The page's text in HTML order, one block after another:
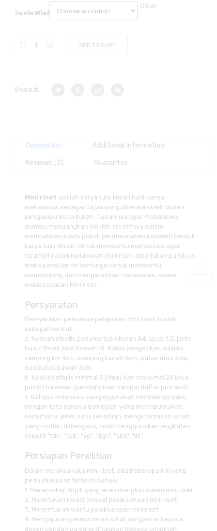
Jenis Mini
Clear
ADD TO CART
Share it:
Description Additional information
Reviews (2) Guarantee
Mini riset adalah karya tulis ilmiah hasil karya
mahasiswa sebagai tugas yang diberikan oleh dosen
pengampu mata kuliah. Tujuannya agar mahasiswa
mampu menuangkan ide-ide kreatifnya dalam
memcahkan suatu pokok permasalahan kedalam bentuk
karya tulis ilmiah. Untuk membantu mahasiswa agar
terampil dalam melakukan mini riset, diperlukan panduan,
maka panduan ini berfungsi untuk membantu,
membimbing dan mengarahkan mahasiswa, dalam
melaksasakan Mini riset.
Persyaratan
Persyaratan penulisan pelaporan mini riset adalah
sebagai berikut:
a. Naskah diketik pada kertas ukuran A4, spasi 1,5, jenis
huruf Times New Roman 12. Batas pengetikan adalah
samping kiri 4cm, samping kanan 3cm, batas atas 3cm,
dan batas bawah 3cm.
b. Naskah ditulis minimal 5 (lima) dan maksimal 20 (dua
puluh) halaman (pendahuluan sampai daftar pustaka).
c. Bahasa Indonesia yang digunakan hendaknya baku
dengan tata bahasa dan ejaan yang disempurnakan,
sederhana, jelas, satu kesatuan, mengutamakan istilah
yang mudah dimengerti, tidak menggunakan singkatan
seperti “tdk”, “tsb”, “yg”, “dgn”, “sbb”, “dll”.
Persiapan Penelitian
Dalam melaksanaka mini riset, ada beberapa hal yang
perlu dilakukan terlebih dahulu:
1. Menemukan topik yang akan diangkat dalam mini riset.
2. Menetukan lokasi tempat pelaksanaan mini riset
3. Menentukan waktu pelaksanaan mini riset.
4. Mengajukan permohonan surat pengantar kepada
dosen pengampu yang ditujukan kepada pimpinan